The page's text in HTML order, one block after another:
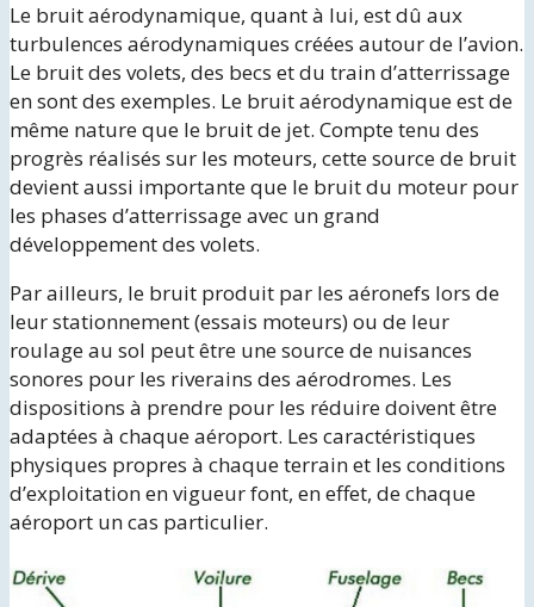
Le bruit aérodynamique, quant à lui, est dû aux
turbulences aérodynamiques créées autour de l’avion.
Le bruit des volets, des becs et du train d’atterrissage
en sont des exemples. Le bruit aérodynamique est de
même nature que le bruit de jet. Compte tenu des
progrès réalisés sur les moteurs, cette source de bruit
devient aussi importante que le bruit du moteur pour
les phases d’atterrissage avec un grand
développement des volets.
Par ailleurs, le bruit produit par les aéronefs lors de
leur stationnement (essais moteurs) ou de leur
roulage au sol peut être une source de nuisances
sonores pour les riverains des aérodromes. Les
dispositions à prendre pour les réduire doivent être
adaptées à chaque aéroport. Les caractéristiques
physiques propres à chaque terrain et les conditions
d’exploitation en vigueur font, en effet, de chaque
aéroport un cas particulier.